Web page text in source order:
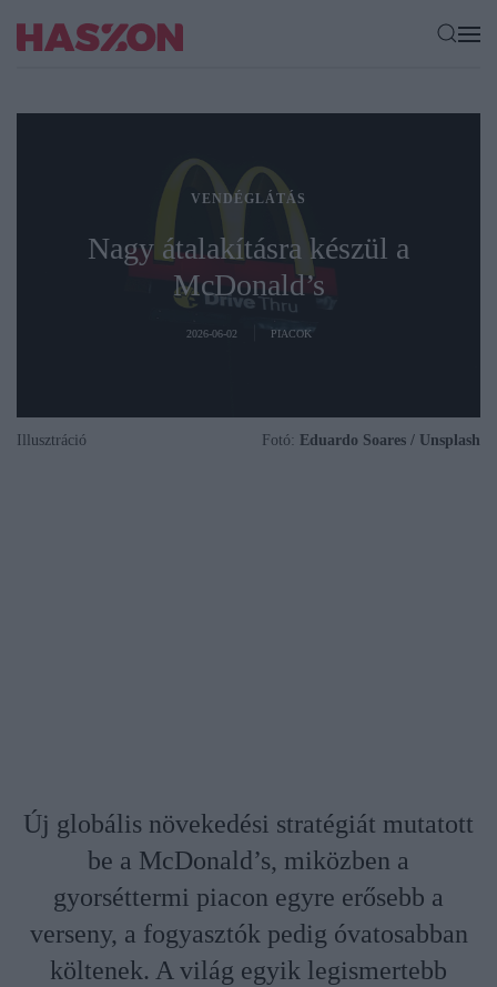
VENDÉGLÁTÁS
Nagy átalakításra készül a
McDonald’s
2026-06-02 PIACOK
Illusztráció Fotó: Eduardo Soares / Unsplash
Új globális növekedési stratégiát mutatott
be a McDonald’s, miközben a
gyorséttermi piacon egyre erősebb a
verseny, a fogyasztók pedig óvatosabban
költenek. A világ egyik legismertebb